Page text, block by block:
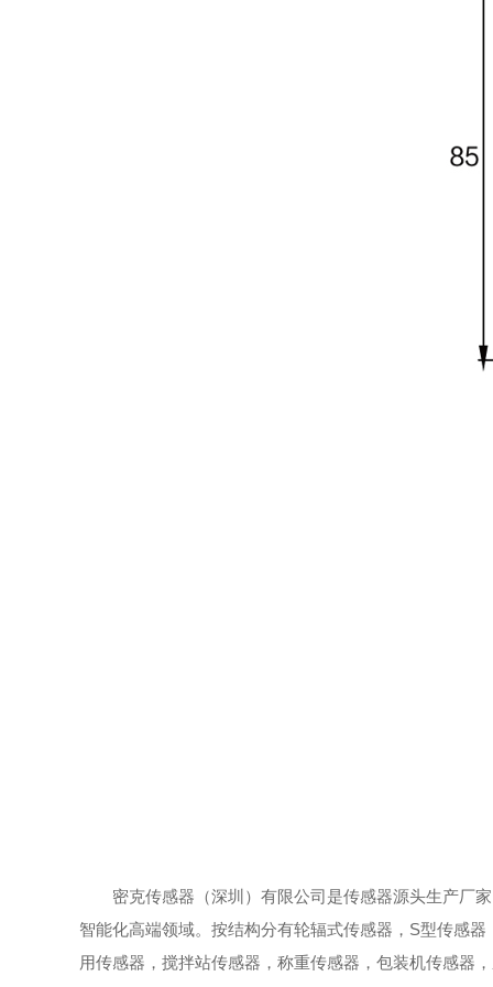
密克传感器（深圳）有限公司是传感器源头生产厂家
智能化高端领域。按结构分有轮辐式传感器，S型传感
用传感器，搅拌站传感器，称重传感器，包装机传感器